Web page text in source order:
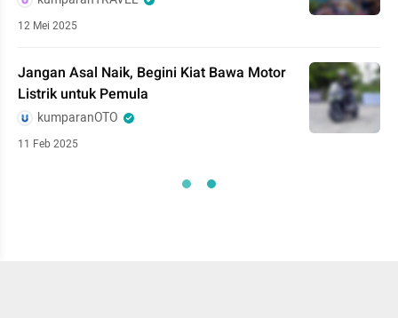
12 Mei 2025
Jangan Asal Naik, Begini Kiat Bawa Motor
Listrik untuk Pemula
kumparanOTO
11 Feb 2025